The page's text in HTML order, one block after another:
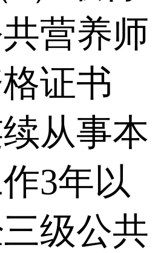
营养师
证书
从事本
3年以
级公共